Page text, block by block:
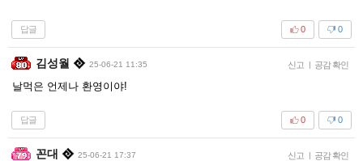
답글 0
0
김성월 25-06-21 11:35 신고 | 공감 확인
날먹은 언제나 환영이야!
답글 0
0
꼰대 25-06-21 17:37 신고 | 공감 확인